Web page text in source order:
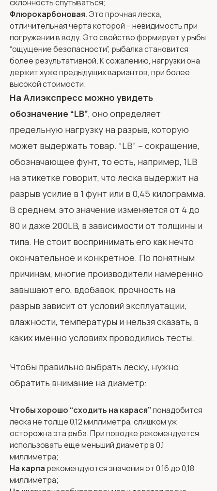
склонность спутываться;
Флюрокарбоновая. Это прочная леска,
отличительная черта которой – невидимость при
погружении в воду. Это свойство формирует у рыбы
“ощущение безопасности”, рыбалка становится
более результативной. К сожалению, нагрузки она
держит хуже предыдущих вариантов, при более
высокой стоимости.
На Алиэкспресс можно увидеть
обозначение “LB”, оно определяет
предельную нагрузку на разрыв, которую
может выдержать товар. “LB” – сокращение,
обозначающее фунт, то есть, например, 1LB
на этикетке говорит, что леска выдержит на
разрыв усилие в 1 фунт или в 0,45 килограмма.
В среднем, это значение изменяется от 4 до
80 и даже 200LB, в зависимости от толщины и
типа. Не стоит воспринимать его как нечто
окончательное и конкретное. По понятным
причинам, многие производители намеренно
завышают его, вдобавок, прочность на
разрыв зависит от условий эксплуатации,
влажности, температуры и нельзя сказать, в
каких именно условиях проводились тесты.
Чтобы правильно выбрать леску, нужно
обратить внимание на диаметр:
Чтобы хорошо “сходить на карася”понадобится
леска не толще 0,12 миллиметра, слишком уж
осторожна эта рыба. При поводке рекомендуется
использовать еще меньший диаметр в 0.1
миллиметра;
На карпа рекомендуются значения от 0,16 до 0,18
миллиметра;